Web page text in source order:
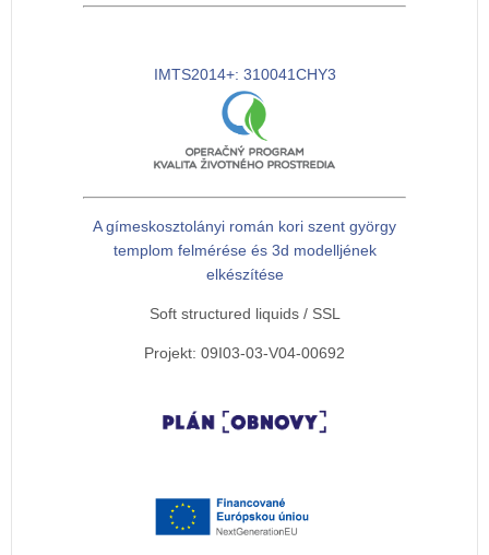
IMTS2014+: 310041CHY3
A gímeskosztolányi román kori szent györgy
templom felmérése és 3d modelljének
elkészítése
Soft structured liquids / SSL
Projekt: 09I03-03-V04-00692